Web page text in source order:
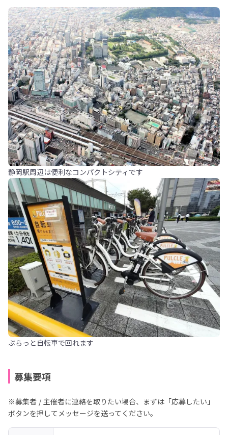
静岡駅周辺は便利なコンパクトシティです
ぷらっと自転車で回れます
募集要項
※募集者 / 主催者に連絡を取りたい場合、まずは「応募したい」
ボタンを押してメッセージを送ってください。